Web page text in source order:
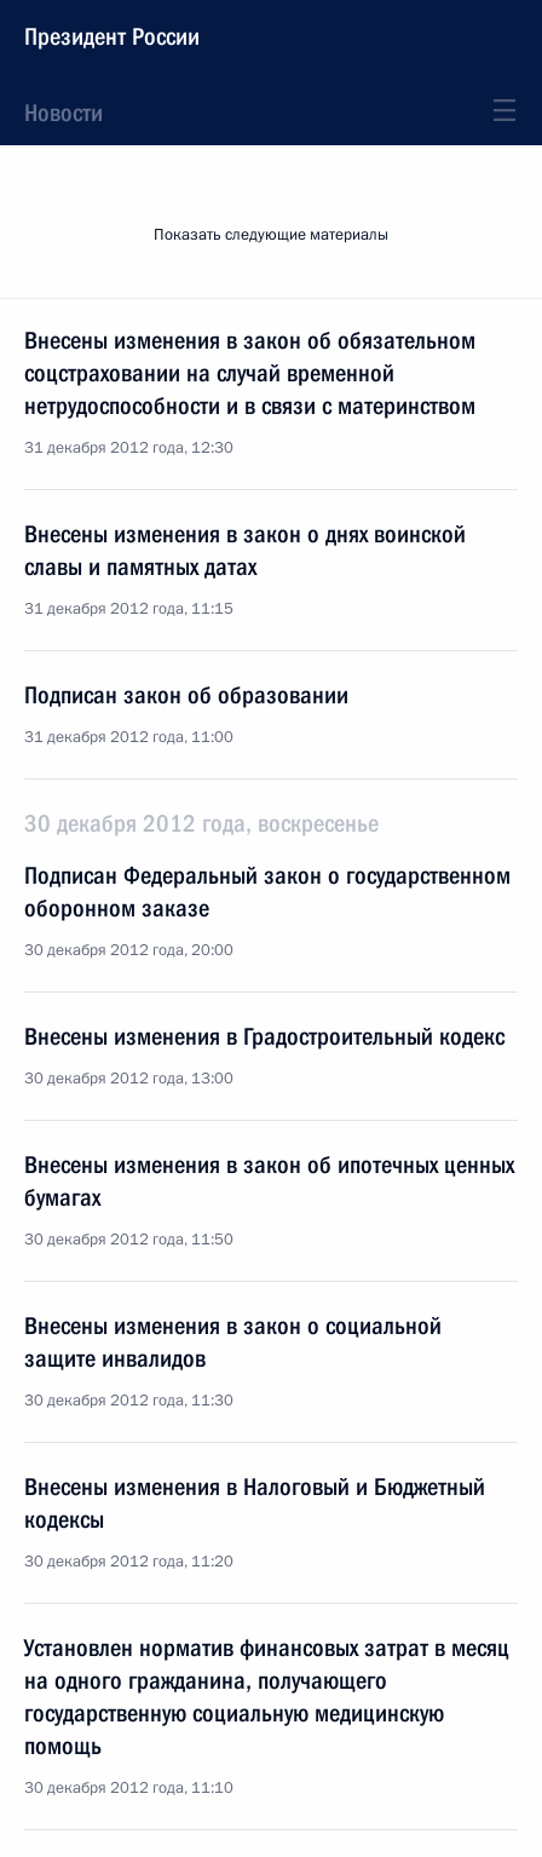
Президент России
Новости
Показать следующие материалы
Внесены изменения в закон об обязательном
соцстраховании на случай временной
нетрудоспособности и в связи с материнством
31 декабря 2012 года, 12:30
Внесены изменения в закон о днях воинской
славы и памятных датах
31 декабря 2012 года, 11:15
Подписан закон об образовании
31 декабря 2012 года, 11:00
30 декабря 2012 года, воскресенье
Подписан Федеральный закон о государственном
оборонном заказе
30 декабря 2012 года, 20:00
Внесены изменения в Градостроительный кодекс
30 декабря 2012 года, 13:00
Внесены изменения в закон об ипотечных ценных
бумагах
30 декабря 2012 года, 11:50
Внесены изменения в закон о социальной
защите инвалидов
30 декабря 2012 года, 11:30
Внесены изменения в Налоговый и Бюджетный
кодексы
30 декабря 2012 года, 11:20
Установлен норматив финансовых затрат в месяц
на одного гражданина, получающего
государственную социальную медицинскую
помощь
30 декабря 2012 года, 11:10